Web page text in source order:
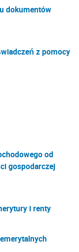
dokumentów
z pomocy
od
gospodarczej
i renty